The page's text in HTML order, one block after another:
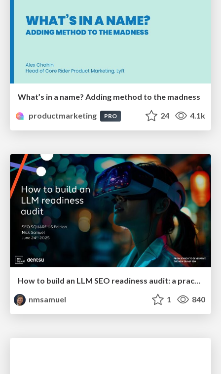
What’s in a name? Adding method to the madness
productmarketing
PRO 24 4.1k
How to build an LLM SEO readiness audit: a practical framework
nmsamuel
1 840